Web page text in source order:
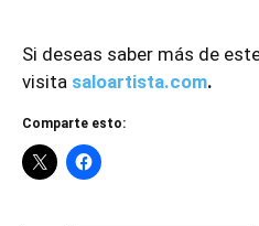
Si deseas saber más de
visita saloartista.com.
Comparte esto: